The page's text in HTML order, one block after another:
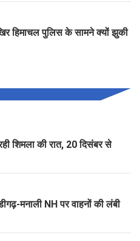
हिमाचल पुलिस के सामने क्यों झुकी
शिमला की रात, 20 दिसंबर से
मनाली NH पर वाहनों की लंबी